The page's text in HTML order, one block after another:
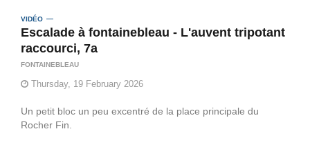
VIDÉO
Escalade à fontainebleau - L'auvent tripotant
raccourci, 7a
FONTAINEBLEAU
Thursday, 19 February 2026
Un petit bloc un peu excentré de la place principale du
Rocher Fin.